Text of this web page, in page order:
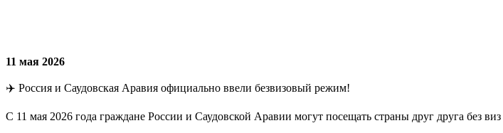
11 мая 2026
✈️ Россия и Саудовская Аравия официально ввели безвизовый режим!
С 11 мая 2026 года граждане России и Саудовской Аравии могут посещать страны друг друга без